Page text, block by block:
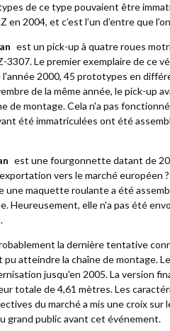
de ce type pouvaient être
en 2004, et c’est l’un d’entre que
est un pick-up à quatre roues
3307. Le premier exemplaire de ce
l'année 2000, 45 prototypes en
de la même année, le pick-up
de montage. Cela n'a pas
été immatriculées ont été
est une fourgonnette datant de
vers le marché européen
une maquette roulante a été
Heureusement, elle n'a pas été
la dernière tentative
pu atteindre la chaîne de montage.
jusqu'en 2005. La version
totale de 4,61 mètres. Les
du marché a mis une croix
grand public avant cet événement.